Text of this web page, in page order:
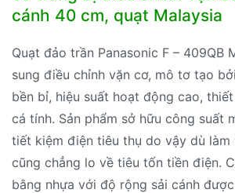
cánh 40 cm, quạt Malaysia
Quạt đảo trần Panasonic F – 409QB
sung điều chỉnh vặn cơ, mô tơ tạo
bền bỉ, hiệu suất hoạt động cao,
cá tính. Sản phẩm sở hữu công suất
tiết kiệm điện tiêu thụ do vậy dù
cũng chẳng lo về tiêu tốn tiền điện.
bằng nhựa với độ rộng sải cánh